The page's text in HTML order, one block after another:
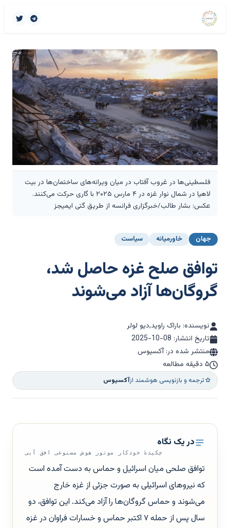
فلسطینی‌ها در غروب آفتاب در میان ویرانه‌های ساختمان‌ها در بیت
لاهیا در شمال نوار غزه در ۴ مارس ۲۰۲۵ با گاری حرکت می‌کنند.
عکس: بشار طالب/خبرگزاری فرانسه از طریق گتی ایمیجز
جهان خاورمیانه سیاست
توافق صلح غزه حاصل شد،
گروگان‌ها آزاد می‌شوند
نویسنده: باراک راوید,دیو لولر
تاریخ انتشار: 2025-10-08
منتشر شده در: آکسیوس
۵ دقیقه مطالعه
ترجمه و بازنویسی هوشمند ازآکسیوس
در یک نگاه
چکیدهٔ خودکار موتور هوش مصنوعی افق آبی
توافق صلحی میان اسرائیل و حماس به دست آمده است
که نیروهای اسرائیلی به صورت جزئی از غزه خارج
می‌شوند و حماس گروگان‌ها را آزاد می‌کند. این توافق، دو
سال پس از حمله ۷ اکتبر حماس و خسارات فراوان در غزه